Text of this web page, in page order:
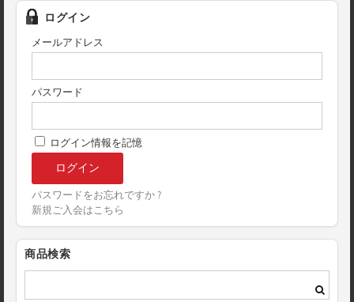
ログイン
メールアドレス
パスワード
ログイン情報を記憶
パスワードをお忘れですか ?
新規ご入会はこちら
商品検索